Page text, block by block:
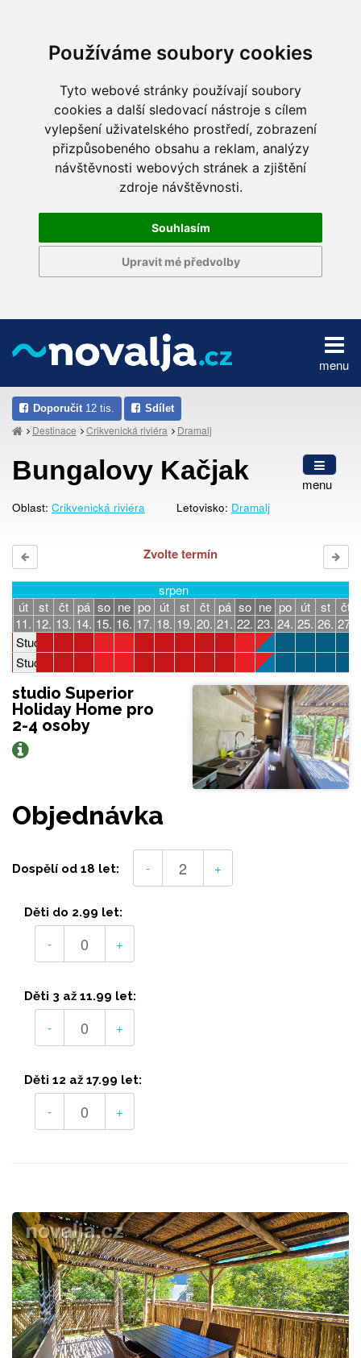
Používáme soubory cookies
Tyto webové stránky používají soubory
cookies a další sledovací nástroje s cílem
vylepšení uživatelského prostředí, zobrazení
přizpůsobeného obsahu a reklam, analýzy
návštěvnosti webových stránek a zjištění
zdroje návštěvnosti.
Souhlasím
Upravit mé předvolby
menu
Doporučit 12 tis. Sdílet
Destinace Crikvenická riviéra Dramalj
menu
Bungalovy Kačjak
Oblast: Crikvenická riviéra Letovisko: Dramalj
Zvolte termín
srpen
út st čt pá so ne po út st čt pá so ne po út st čt
11. 12. 13. 14. 15. 16. 17. 18. 19. 20. 21. 22. 23. 24. 25. 26. 27.
Studio Holiday Home STANDARD2-4 osoby
Studio Holiday Home SUPERIOR 2-4 osoby
studio Superior
Holiday Home pro
2-4 osoby
Objednávka
Dospělí od 18 let: - +
Děti do 2.99 let:
- +
Děti 3 až 11.99 let:
- +
Děti 12 až 17.99 let:
- +